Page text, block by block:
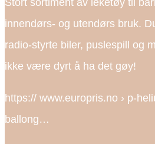
Stort sortiment av leketøy til
innendørs- og utendørs bruk.
radio-styrte biler, puslespill og
ikke være dyrt å ha det gøy!
https:// www.europris.no › p-
ballong…